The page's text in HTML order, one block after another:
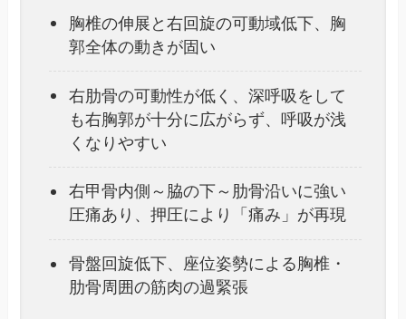
胸椎の伸展と右回旋の可動域低下、胸
郭全体の動きが固い
右肋骨の可動性が低く、深呼吸をして
も右胸郭が十分に広がらず、呼吸が浅
くなりやすい
右甲骨内側～脇の下～肋骨沿いに強い
圧痛あり、押圧により「痛み」が再現
骨盤回旋低下、座位姿勢による胸椎・
肋骨周囲の筋肉の過緊張